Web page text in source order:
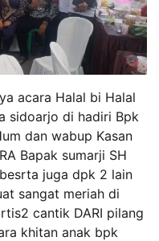
acara Halal bi Halal
sidoarjo di hadiri Bpk
dan wabup Kasan
Bapak sumarji SH
juga dpk 2 lain
sangat meriah di
cantik DARI pilang
khitan anak bpk